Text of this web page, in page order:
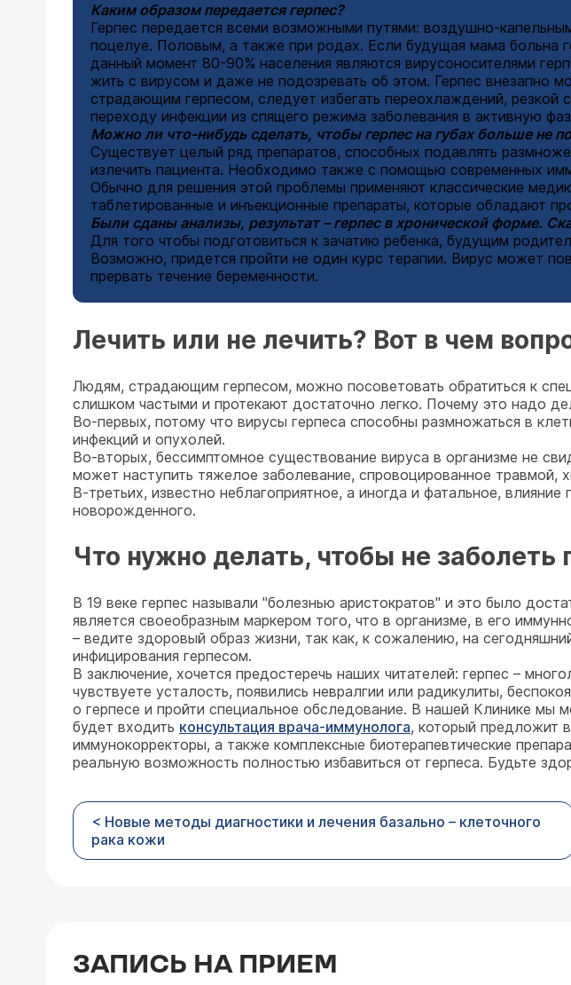
Каким образом передается герпес?
Герпес передается всеми возможными путями: воздушно-
поцелуе. Половым, а также при родах. Если будущая мама больна
данный момент 80-90% населения являются вирусоносителями
жить с вирусом и даже не подозревать об этом. Герпес внезапно
страдающим герпесом, следует избегать переохлаждений,
переходу инфекции из спящего режима заболевания в активную
Можно ли что-нибудь сделать, чтобы герпес на губах больше не
Существует целый ряд препаратов, способных подавлять
излечить пациента. Необходимо также с помощью современных
Обычно для решения этой проблемы применяют классические
таблетированные и инъекционные препараты, которые обладают
Были сданы анализы, результат – герпес в хронической форме.
Для того чтобы подготовиться к зачатию ребенка, будущим
Возможно, придется пройти не один курс терапии. Вирус может
прервать течение беременности.
Лечить или не лечить? Вот в чем
Людям, страдающим герпесом, можно посоветовать обратиться к
слишком частыми и протекают достаточно легко. Почему это надо
Во-первых, потому что вирусы герпеса способны размножаться в
инфекций и опухолей.
Во-вторых, бессимптомное существование вируса в организме не
может наступить тяжелое заболевание, спровоцированное травмой,
В-третьих, известно неблагоприятное, а иногда и фатальное,
новорожденного.
Что нужно делать, чтобы не заболеть
В 19 веке герпес называли "болезнью аристократов" и это было
является своеобразным маркером того, что в организме, в его
– ведите здоровый образ жизни, так как, к сожалению, на
инфицирования герпесом.
В заключение, хочется предостеречь наших читателей: герпес –
чувствуете усталость, появились невралгии или радикулиты,
о герпесе и пройти специальное обследование. В нашей Клинике мы
будет входить консультация врача-иммунолога, который предложит
иммунокорректоры, а также комплексные биотерапевтические
реальную возможность полностью избавиться от герпеса. Будьте
< Новые методы диагностики и лечения базально – клеточного
рака кожи
ЗАПИСЬ НА ПРИЕМ